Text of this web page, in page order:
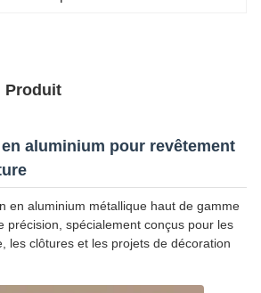
Produit
aluminium pour revêtement
en aluminium métallique haut de gamme
précision, spécialement conçus pour les
les clôtures et les projets de décoration